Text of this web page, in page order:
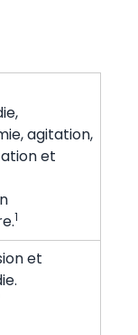
agitation,
et
1
et